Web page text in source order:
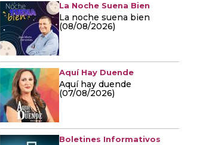
La Noche Suena Bien
La noche suena bien
(08/08/2026)
Aquí Hay Duende
Aquí hay duende
(07/08/2026)
Boletines Informativos